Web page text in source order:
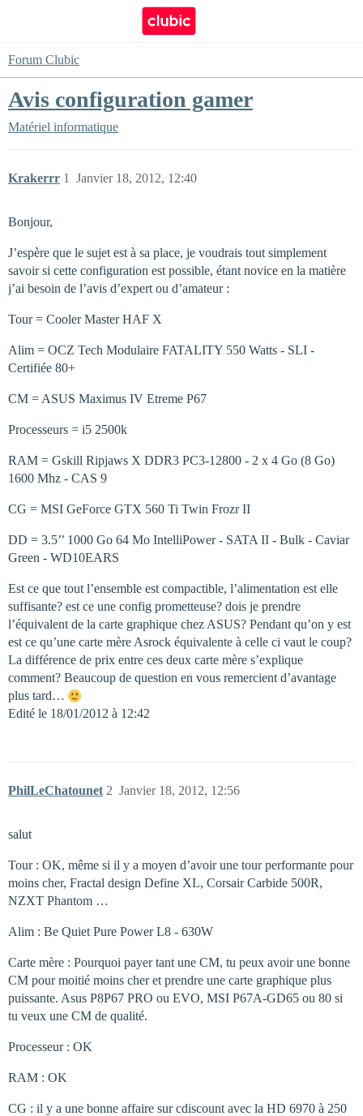
Forum Clubic
Avis configuration gamer
Matériel informatique
Krakerrr Janvier 18, 2012, 12:40
1
Bonjour,
J’espère que le sujet est à sa place, je voudrais tout simplement
savoir si cette configuration est possible, étant novice en la matière
j’ai besoin de l’avis d’expert ou d’amateur :
Tour = Cooler Master HAF X
Alim = OCZ Tech Modulaire FATALITY 550 Watts - SLI -
Certifiée 80+
CM = ASUS Maximus IV Etreme P67
Processeurs = i5 2500k
RAM = Gskill Ripjaws X DDR3 PC3-12800 - 2 x 4 Go (8 Go)
1600 Mhz - CAS 9
CG = MSI GeForce GTX 560 Ti Twin Frozr II
DD = 3.5’’ 1000 Go 64 Mo IntelliPower - SATA II - Bulk - Caviar
Green - WD10EARS
Est ce que tout l’ensemble est compactible, l’alimentation est elle
suffisante? est ce une config prometteuse? dois je prendre
l’équivalent de la carte graphique chez ASUS? Pendant qu’on y est
est ce qu’une carte mère Asrock équivalente à celle ci vaut le coup?
La différence de prix entre ces deux carte mère s’explique
comment? Beaucoup de question en vous remercient d’avantage
plus tard…
Edité le 18/01/2012 à 12:42
PhilLeChatounet Janvier 18, 2012, 12:56
2
salut
Tour : OK, même si il y a moyen d’avoir une tour performante pour
moins cher, Fractal design Define XL, Corsair Carbide 500R,
NZXT Phantom …
Alim : Be Quiet Pure Power L8 - 630W
Carte mère : Pourquoi payer tant une CM, tu peux avoir une bonne
CM pour moitié moins cher et prendre une carte graphique plus
puissante. Asus P8P67 PRO ou EVO, MSI P67A-GD65 ou 80 si
tu veux une CM de qualité.
Processeur : OK
RAM : OK
CG : il y a une bonne affaire sur cdiscount avec la HD 6970 à 250